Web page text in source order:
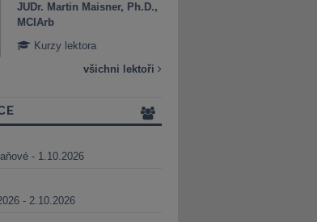
JUDr. Martin Maisner, Ph.D.,
MCIArb
Kurzy lektora
všichni lektoři
- 1.10.2026
- 2.10.2026